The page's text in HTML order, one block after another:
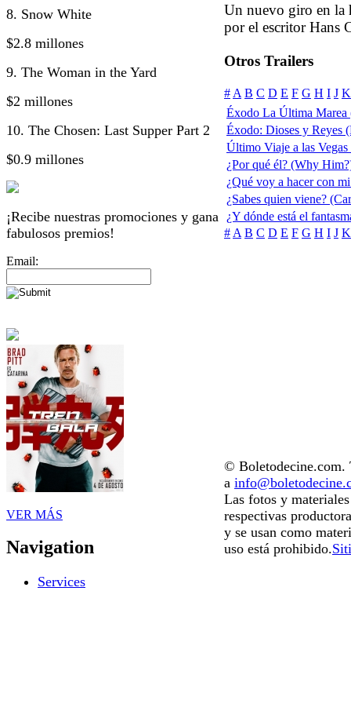
8. Snow White
$2.8 millones
9. The Woman in the Yard
$2 millones
10. The Chosen: Last Supper Part 2
$0.9 millones
¡Recibe nuestras promociones y gana
fabulosos premios!
Email:
VER MÁS
Navigation
Services
Un nuevo giro en la
por el escritor Hans
Otros Trailers
# A B C D E F G H I J K
Éxodo La Última Marea
Éxodo: Dioses y Reyes
Último Viaje a las Vegas
¿Por qué él? (Why
¿Qué voy a hacer con
¿Sabes quien viene?
¿Y dónde está el
# A B C D E F G H I J K
© Boletodecine.com.
a
Las fotos y
respectivas
y se usan como
uso está prohibido.